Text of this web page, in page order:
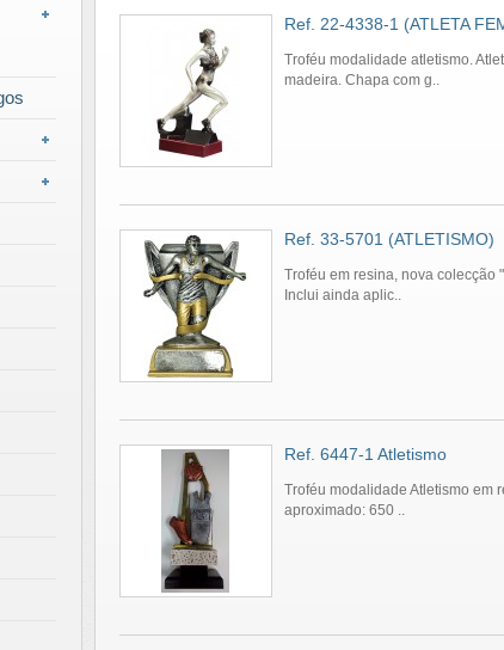
Ref. 22-4338-1 (ATLETA
Troféu modalidade atletismo.
madeira. Chapa com g..
Ref. 33-5701 (ATLETISMO)
Troféu em resina, nova colecção
Inclui ainda aplic..
Ref. 6447-1 Atletismo
Troféu modalidade Atletismo em
aproximado: 650 ..